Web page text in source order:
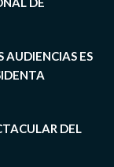
AUDIENCIAS ES
DEL